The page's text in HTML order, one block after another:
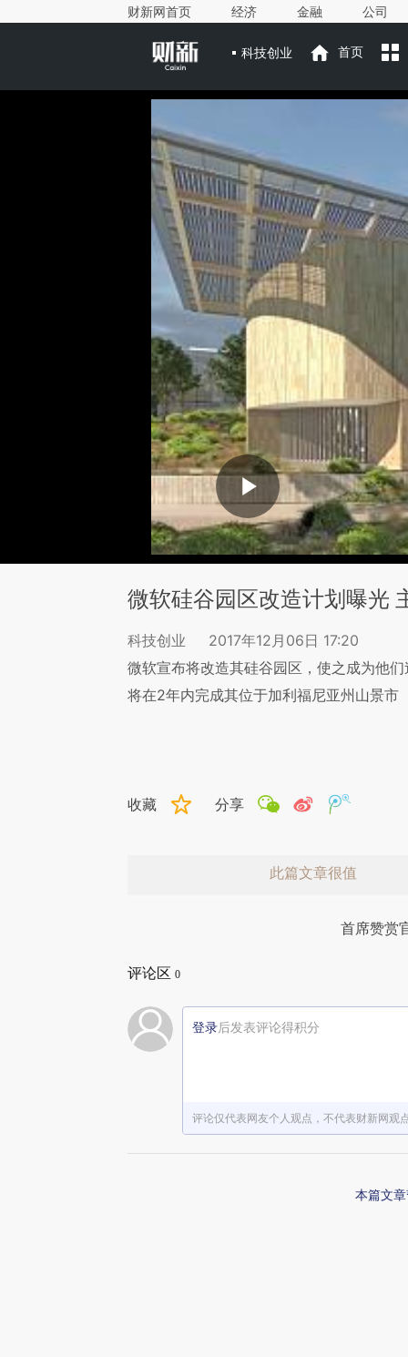
财新网首页 经济 金融 公司
科技创业 首页
微软硅谷园区改造计划曝光
科技创业
2017年12月06日 17:20
微软宣布将改造其硅谷园区，使之成为他
将在2年内完成其位于加利福尼亚州山景
收藏 分享
此篇文章很值
首席赞赏
评论区 0
登录后发表评论得积分
评论仅代表网友个人观点，不代表财新网观
本篇文